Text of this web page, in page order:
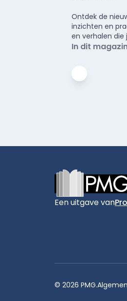
Ontdek de
inzichten en
en verhalen die
In dit
Een uitgave van
© 2026 PMG.